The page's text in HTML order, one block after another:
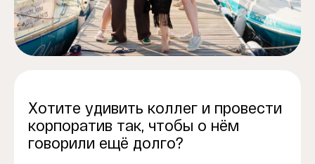
Хотите удивить коллег и провести
корпоратив так, чтобы о нём
говорили ещё долго?